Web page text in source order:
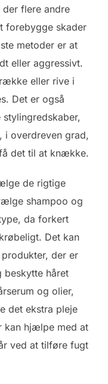
flere andre
forebygge skader
metoder er at
eller aggressivt.
eller rive i
Det er også
i overdreven grad,
det til at knække.
de rigtige
shampoo og
da forkert
Det kan
der er
beskytte håret
og olier,
det ekstra pleje
kan hjælpe med at
ved at tilføre fugt